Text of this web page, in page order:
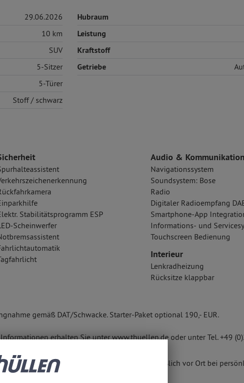
29.06.2026
10 km
SUV
5-Sitzer
5-Türer
Stoff/ schwarz
Hubraum
Leistung
Kraftstoff
Getriebe
Stabilitätsprogramm ESP
Scheinwerfer
Audio & Kommunikation
Navigationssystem
Soundsystem: Bose
Radio
Digitaler Radioempfang
Smartphone-App
Informations- und
Touchscreen Bedienung
Interieur
Lenkradheizung
Rücksitze klappbar
gemäß DAT/Schwacke. Starter-Paket optional 190,- EUR.
erhalten Sie unter www.thuellen.de oder unter Tel. +49
Kaufvertrages zu diesem Angebot ausschließlich vor Ort bei